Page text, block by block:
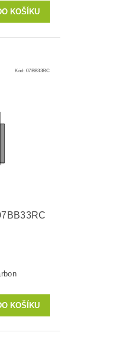
Kód:07BB33RC